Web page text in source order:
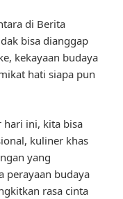
di Berita
bisa dianggap
kekayaan budaya
hati siapa pun
hari ini, kita bisa
kuliner khas
yang
perayaan budaya
rasa cinta